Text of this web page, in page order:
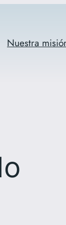
Nuestra